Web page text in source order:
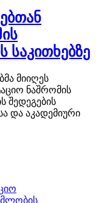
საკითხებზე
მიიღეს
ნაშრომის
შედეგების
და აკადემიური